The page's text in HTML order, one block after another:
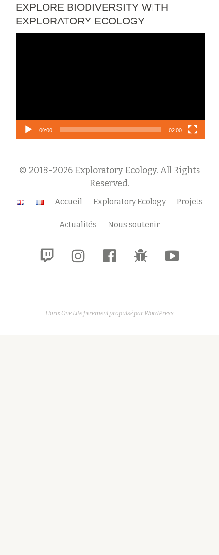
EXPLORE BIODIVERSITY WITH
EXPLORATORY ECOLOGY
00:00 02:00
© 2018-2026 Exploratory Ecology. All Rights
Reserved.
Menu
secondaire
Accueil Exploratory Ecology Projets
Actualités Nous soutenir
fa-
fa-
fa-
Llorix One Lite fièrement propulsé par WordPress